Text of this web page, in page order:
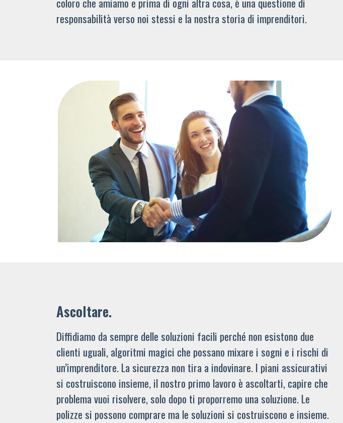
responsabilità verso noi stessi e la nostra storia di imprenditori.
Ascoltare.
Diffidiamo da sempre delle soluzioni facili perché non esistono due
clienti uguali, algoritmi magici che possano mixare i sogni e i rischi di
un’imprenditore. La sicurezza non tira a indovinare. I piani assicurativi
si costruiscono insieme, il nostro primo lavoro è ascoltarti, capire che
problema vuoi risolvere, solo dopo ti proporremo una soluzione. Le
polizze si possono comprare ma le soluzioni si costruiscono e insieme.